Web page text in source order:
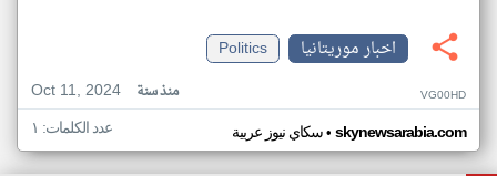
اخبار موريتانيا
Politics
Oct 11, 2024
منذ سنة VG00HD
سكاي نيوز عربية• skynewsarabia.com عدد الكلمات: ١